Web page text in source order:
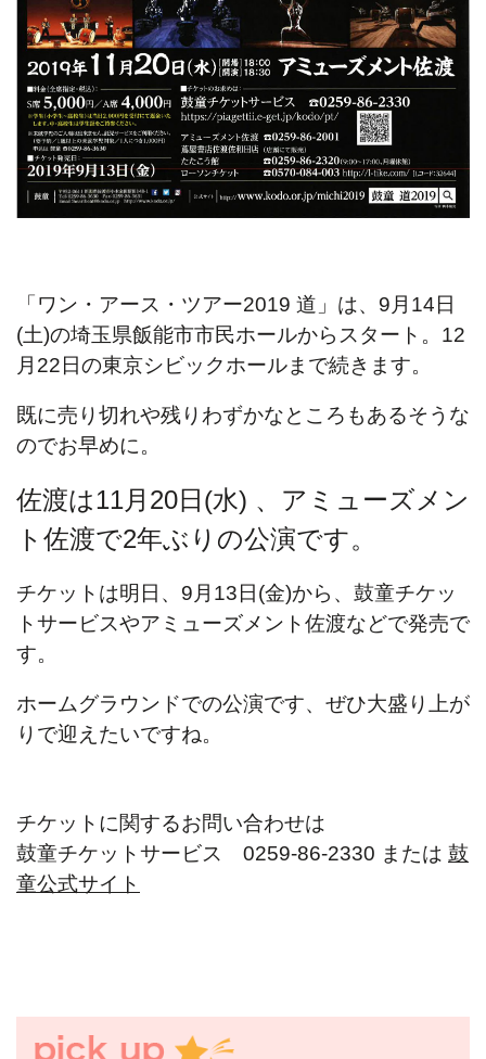
「ワン・アース・ツアー2019 道」は、9月14日
(土)の埼玉県飯能市市民ホールからスタート。12
月22日の東京シビックホールまで続きます。
既に売り切れや残りわずかなところもあるそうな
のでお早めに。
佐渡は11月20日(水) 、アミューズメン
ト佐渡で2年ぶりの公演です。
チケットは明日、9月13日(金)から、鼓童チケッ
トサービスやアミューズメント佐渡などで発売で
す。
ホームグラウンドでの公演です、ぜひ大盛り上が
りで迎えたいですね。
チケットに関するお問い合わせは
鼓童チケットサービス 0259-86-2330 または 鼓
童公式サイト